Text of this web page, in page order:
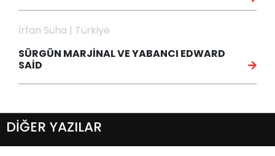
İrfan Süha | Türkiye
SÜRGÜN MARJİNAL VE YABANCI EDWARD
SAİD
DİĞER YAZILAR